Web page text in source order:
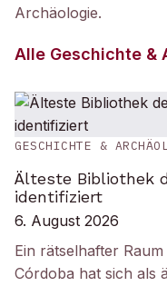
Archäologie.
Alle Geschichte &
GESCHICHTE &
Älteste Bibliothek
identifiziert
6. August 2026
Ein rätselhafter
Córdoba hat sich als